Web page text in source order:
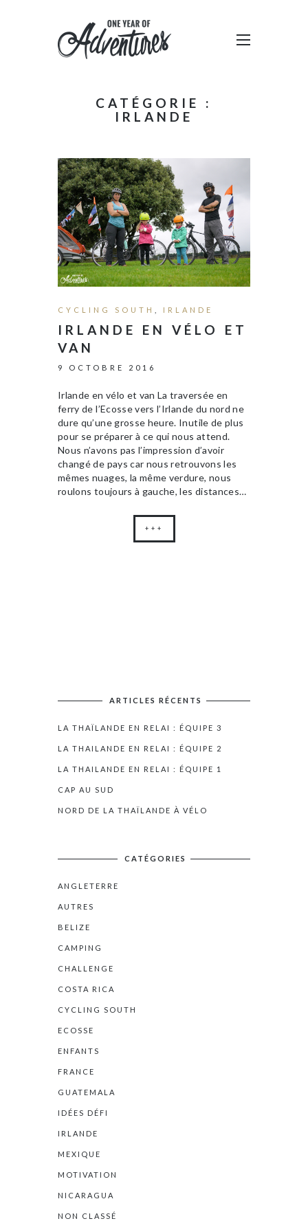
CATÉGORIE :
IRLANDE
CYCLING SOUTH IRLANDE
IRLANDE EN VÉLO ET
VAN
9 OCTOBRE 2016
Irlande en vélo et van La traversée en
ferry de l’Ecosse vers l’Irlande du nord ne
dure qu’une grosse heure. Inutile de plus
pour se préparer à ce qui nous attend.
Nous n’avons pas l’impression d’avoir
changé de pays car nous retrouvons les
mêmes nuages, la même verdure, nous
roulons toujours à gauche, les distances…
+++
ARTICLES RÉCENTS
LA THAÏLANDE EN RELAI : ÉQUIPE 3
LA THAILANDE EN RELAI : ÉQUIPE 2
LA THAILANDE EN RELAI : ÉQUIPE 1
CAP AU SUD
NORD DE LA THAÏLANDE À VÉLO
CATÉGORIES
ANGLETERRE
AUTRES
BELIZE
CAMPING
CHALLENGE
COSTA RICA
CYCLING SOUTH
ECOSSE
ENFANTS
FRANCE
GUATEMALA
IDÉES DÉFI
IRLANDE
MEXIQUE
MOTIVATION
NICARAGUA
NON CLASSÉ